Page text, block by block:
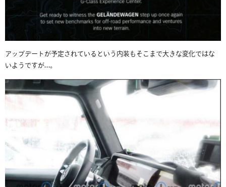
アップデートが予定されているという内装もそこまで大きな変化ではな
いようですが…。